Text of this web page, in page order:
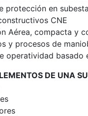
protección en
CNE
Aérea, compacta y
y procesos de
operatividad basado
DE UNA